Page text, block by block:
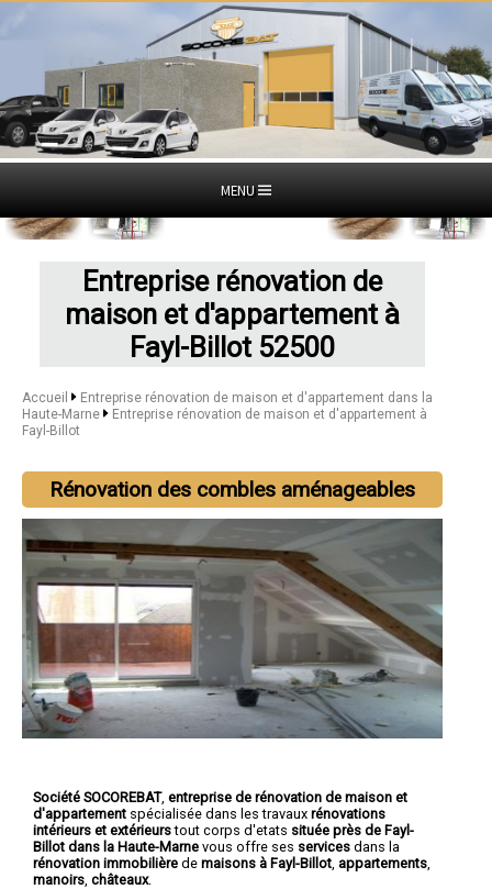
MENU
Entreprise rénovation de
maison et d'appartement à
Fayl-Billot 52500
Accueil
Entreprise rénovation de maison et d'appartement dans la
Haute-Marne
Entreprise rénovation de maison et d'appartement à
Fayl-Billot
Rénovation des combles aménageables
Société SOCOREBAT, entreprise de rénovation de maison et
d'appartement spécialisée dans les travaux rénovations
intérieurs et extérieurstout corps d'etats située près de Fayl-
Billot dans la Haute-Marne vous offre ses services dans la
rénovation immobilière de maisons à Fayl-Billot appartements
manoirs châteaux.